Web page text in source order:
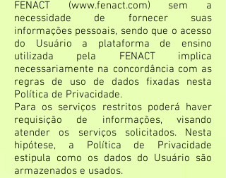
FENACT (www.fenact.com) sem a
necessidade de fornecer suas
informações pessoais, sendo que o acesso
do Usuário a plataforma de ensino
utilizada pela FENACT implica
necessariamente na concordância com as
regras de uso de dados fixadas nesta
Política de Privacidade.
Para os serviços restritos poderá haver
requisição de informações, visando
atender os serviços solicitados. Nesta
hipótese, a Política de Privacidade
estipula como os dados do Usuário são
armazenados e usados.